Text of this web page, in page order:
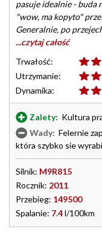
pasuje idealnie - buda
"wow, ma kopyto"
Generalnie, po
...czytaj całość
Trwałość:
Utrzymanie:
Dynamika:
Zalety: Kultura
Wady: Felernie
która szybko sie
Silnik: M9R815
Rocznik: 2011
Przebieg: 149500
Spalanie: 7.4l/100km